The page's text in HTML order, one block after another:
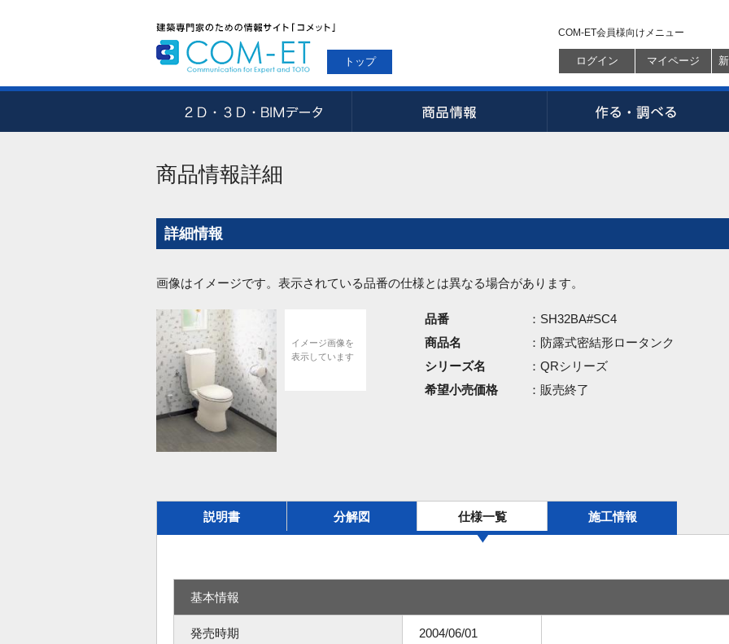
トップ
COM-ET会員様向けメニュー
ログイン マイページ
商品情報詳細
詳細情報
画像はイメージです。表示されている品番の仕様とは異なる場合があります。
イメージ画像を
表示しています
品番
：SH32BA#SC4
商品名
：防露式密結形ロータンク
シリーズ名
：QRシリーズ
希望小売価格
：販売終了
説明書 分解図 仕様一覧 施工情報
基本情報
発売時期 2004/06/01